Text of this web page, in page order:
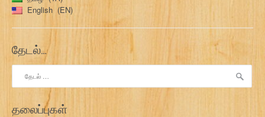
English
EN
தேடல்…
தேடு:
தலைப்புகள்